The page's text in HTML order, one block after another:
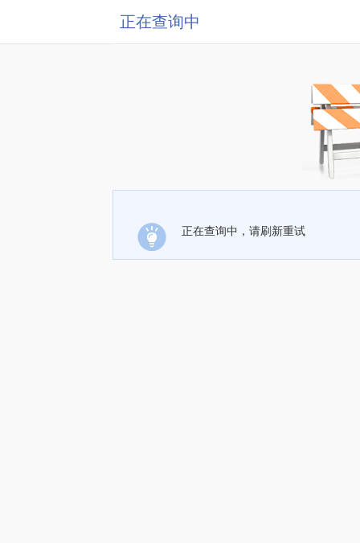
正在查询中
正在查询中，请刷新重试